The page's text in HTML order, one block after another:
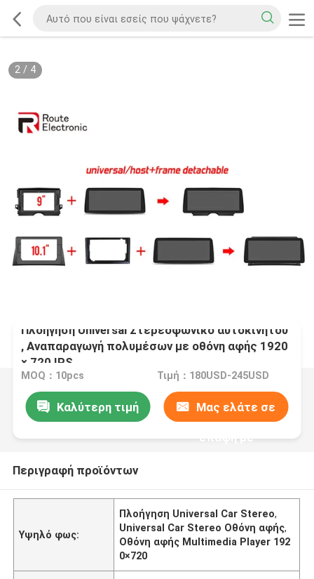
2/ 4
Πλοήγηση Universal Στερεοφωνικό αυτοκινήτου
, Αναπαραγωγή πολυμέσων με οθόνη αφής 1920
× 720 IPS
MOQ：10pcs Τιμή：180USD-245USD
Καλύτερη τιμή Μας ελάτε σε
επαφή με
Περιγραφή προϊόντων
Υψηλό φως:
Πλοήγηση Universal Car Stereo,
Universal Car Stereo Οθόνη αφής,
Οθόνη αφής Multimedia Player 192
0×720